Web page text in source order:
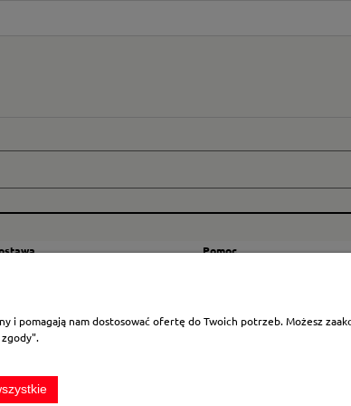
Pomoc
Polityka cookies
i pomagają nam dostosować ofertę do Twoich potrzeb. Możesz